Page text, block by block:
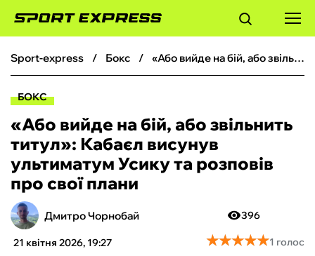
ФУТБОЛ
БОКС
ХОКЕЙ
ТЕНІС
sport-express бокс «Або вийде на бій, або звільнить титул»: Кабаєл висунув ультиматум Усику та розповів про свої плани
БОКС
«Або вийде на бій, або звільнить
титул»: Кабаєл висунув
ультиматум Усику та розповів
про свої плани
Дмитро Чорнобай
21 квітня 2026, 19:27
396
★★★★★
★★★★★1 голос